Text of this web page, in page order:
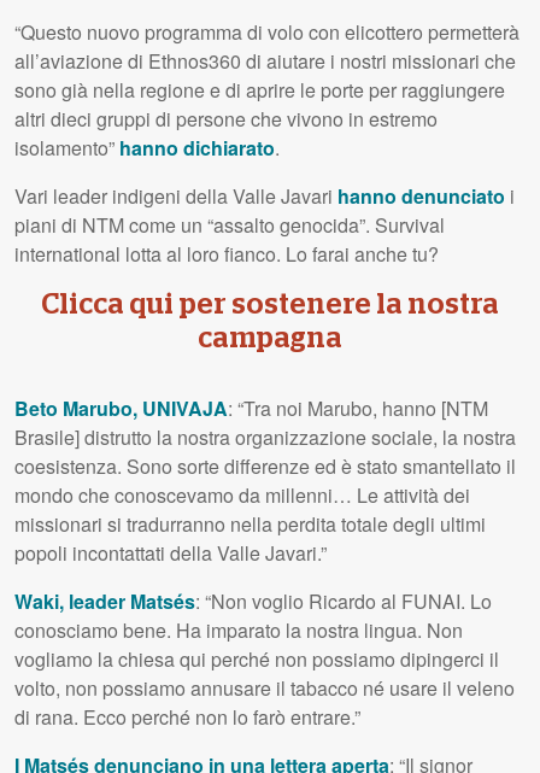
“Questo nuovo programma di volo con elicottero permetterà
all’aviazione di Ethnos360 di aiutare i nostri missionari che
sono già nella regione e di aprire le porte per raggiungere
altri dieci gruppi di persone che vivono in estremo
isolamento” hanno dichiarato.
Vari leader indigeni della Valle Javari hanno denunciato i
piani di NTM come un “assalto genocida”. Survival
international lotta al loro fianco. Lo farai anche tu?
Clicca qui per sostenere la nostra
campagna
Beto Marubo, UNIVAJA: “Tra noi Marubo, hanno [NTM
Brasile] distrutto la nostra organizzazione sociale, la nostra
coesistenza. Sono sorte differenze ed è stato smantellato il
mondo che conoscevamo da millenni… Le attività dei
missionari si tradurranno nella perdita totale degli ultimi
popoli incontattati della Valle Javari.”
Waki, leader Matsés: “Non voglio Ricardo al FUNAI. Lo
conosciamo bene. Ha imparato la nostra lingua. Non
vogliamo la chiesa qui perché non possiamo dipingerci il
volto, non possiamo annusare il tabacco né usare il veleno
di rana. Ecco perché non lo farò entrare.”
I Matsés denunciano in una lettera aperta: “Il signor